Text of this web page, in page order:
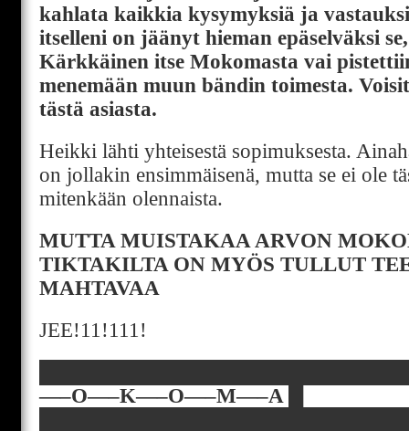
kahlata kaikkia kysymyksiä ja
itselleni on jäänyt hieman epäselväksi
Kärkkäinen itse Mokomasta vai
menemään muun bändin toimesta.
tästä asiasta.
Heikki lähti yhteisestä sopimuksesta.
on jollakin ensimmäisenä, mutta se ei ole
mitenkään olennaista.
MUTTA MUISTAKAA ARVON
TIKTAKILTA ON MYÖS TULLUT
MAHTAVAA
JEE!11!111!
—–O—–K—–O—–M—–A █